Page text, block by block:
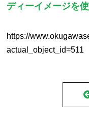
O脚専門
専門家やトレーナー
当院の整体とは
パーソナルトレーニ
ディーイメージを
https://
actual_object_id=511